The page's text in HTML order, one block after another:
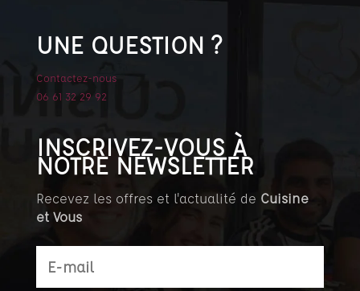
UNE QUESTION ?
Contactez-nous
06 61 32 29 92
INSCRIVEZ-VOUS À
NOTRE NEWSLETTER
Recevez les offres et l'actualité de Cuisine
et Vous